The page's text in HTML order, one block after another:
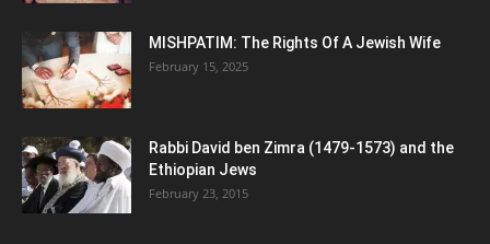
MISHPATIM: The Rights Of A Jewish Wife
February 15, 2025
Rabbi David ben Zimra (1479-1573) and the
Ethiopian Jews
February 23, 2015